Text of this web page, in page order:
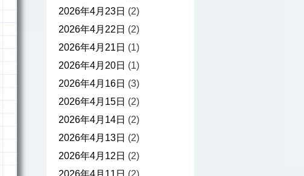
2026年4月23日 (2)
2026年4月22日 (2)
2026年4月21日 (1)
2026年4月20日 (1)
2026年4月16日 (3)
2026年4月15日 (2)
2026年4月14日 (2)
2026年4月13日 (2)
2026年4月12日 (2)
2026年4月11日 (2)